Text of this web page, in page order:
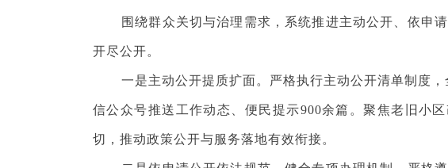
围绕群众关切与治理需求，系统推进主动公开、依申请
开尽公开。
一是主动公开提质扩面。严格执行主动公开清单制度，
信公众号推送工作动态、便民提示900余篇。聚焦老旧小
切，推动政策公开与服务落地有效衔接。